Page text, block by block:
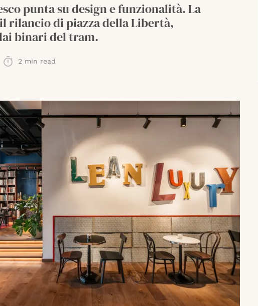
punta su design e funzionalità. La
rilancio di piazza della Libertà,
binari del tram.
2 min read